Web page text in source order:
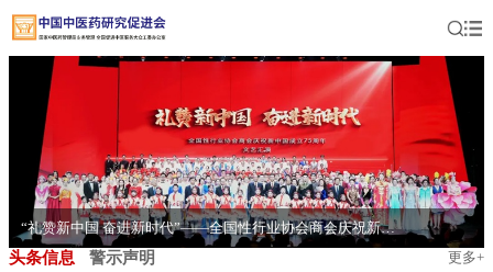
“礼赞新中国 奋进新时代”——全国性行业协会商会庆祝新中国成立75周年文艺汇演举行
头条信息 更多+
警示声明